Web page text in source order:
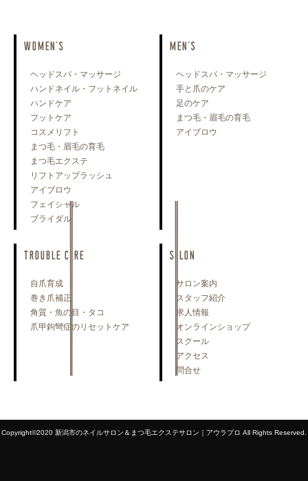
WOMEN'S
ヘッドスパ・マッサージ
ハンドネイル・フットネイル
ハンドケア
フットケア
コスメリフト
まつ毛・眉毛の育毛
まつ毛エクステ
リフトアップラッシュ
アイブロウ
フェイシャル
ブライダル
MEN'S
ヘッドスパ・マッサージ
手と爪のケア
足のケア
まつ毛・眉毛の育毛
アイブロウ
TROUBLE CARE
自爪育成
巻き爪補正
角質・魚の目・タコ
爪甲鉤彎症のリセットケア
SALON
サロン案内
スタッフ紹介
求人情報
オンラインショップ
スクール
アクセス
問合せ
Copyright©2020 新潟市のネイルサロン＆まつ毛エクステサロン｜アウラプロ All Rights Reserved.